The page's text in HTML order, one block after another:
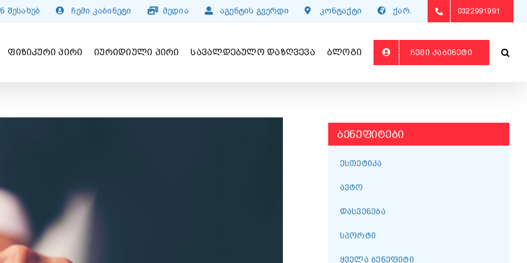
შესახებ ჩემი კაბინეტი მედია აგენტის გვერდი კონტაქტი ქარ. 0322991991
ᲤᲘᲖᲘᲙᲣᲠᲘ ᲞᲘᲠᲘ ᲘᲣᲠᲘᲓᲘᲣᲚᲘ ᲞᲘᲠᲘ ᲡᲐᲕᲐᲚᲓᲔᲑᲣᲚᲝ ᲓᲐᲖᲦᲕᲔᲕᲐ ᲑᲚᲝᲒᲘ ᲩᲔᲛᲘ ᲙᲐᲑᲘᲜᲔᲢᲘ
ᲑᲔᲜᲔᲤᲘᲢᲔᲑᲘ
ᲔᲡᲗᲔᲢᲘᲙᲐ
ᲐᲕᲢᲝ
ᲓᲐᲡᲕᲔᲜᲔᲑᲐ
ᲡᲞᲝᲠᲢᲘ
ᲧᲕᲔᲚᲐ ᲑᲔᲜᲔᲤᲘᲢᲘ